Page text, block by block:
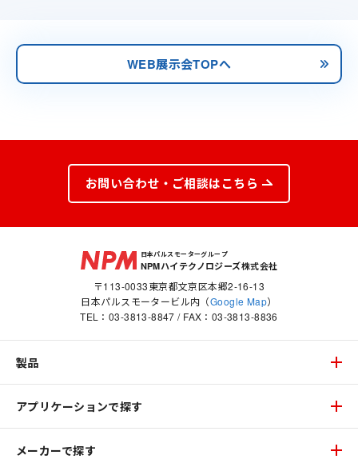
WEB展示会TOPへ
お問い合わせ・ご相談はこちら
日本パルスモーターグループ
NPMハイテクノロジーズ株式会社
〒113-0033東京都文京区本郷2-16-13
日本パルスモータービル内（Google Map）
TEL： 03-3813-8847 / FAX：03-3813-8836
製品
アプリケーションで探す
メーカーで探す